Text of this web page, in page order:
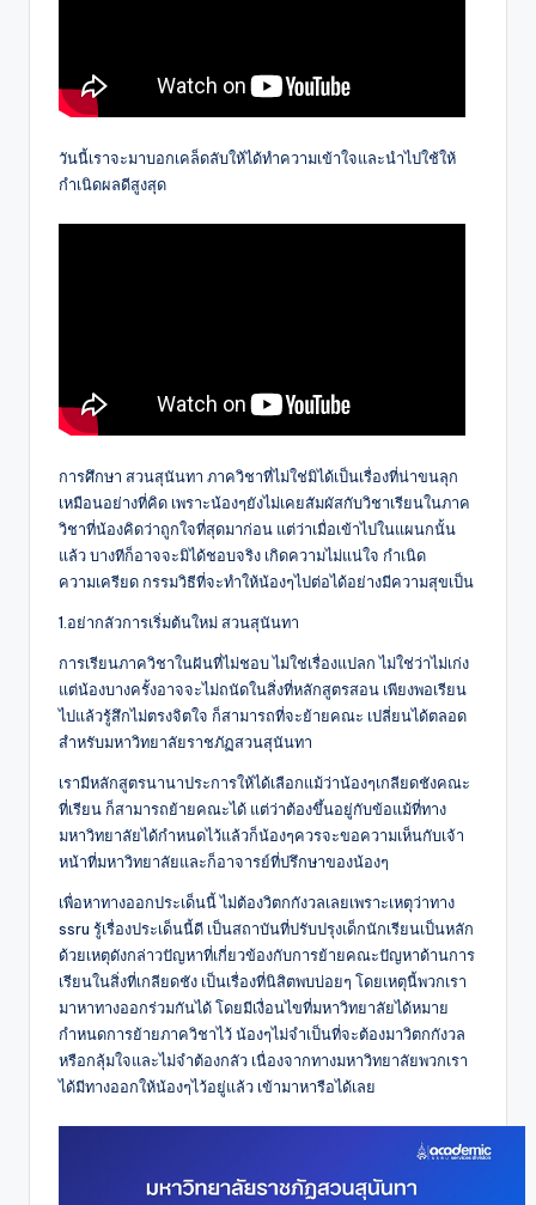
วันนี้เราจะมาบอกเคล็ดลับให้ได้ทำความเข้าใจและนำไปใช้ให้
กำเนิดผลดีสูงสุด
การศึกษา สวนสุนันทา ภาควิชาที่ไม่ใช่มิได้เป็นเรื่องที่น่าขนลุก
เหมือนอย่างที่คิด เพราะน้องๆยังไม่เคยสัมผัสกับวิชาเรียนในภาค
วิชาที่น้องคิดว่าถูกใจที่สุดมาก่อน แต่ว่าเมื่อเข้าไปในแผนกนั้น
แล้ว บางทีก็อาจจะมิได้ชอบจริง เกิดความไม่แน่ใจ กำเนิด
ความเครียด กรรมวิธีที่จะทำให้น้องๆไปต่อได้อย่างมีความสุขเป็น
1.อย่ากลัวการเริ่มต้นใหม่ สวนสุนันทา
การเรียนภาควิชาในฝันที่ไม่ชอบ ไม่ใช่เรื่องแปลก ไม่ใช่ว่าไม่เก่ง
แต่น้องบางครั้งอาจจะไม่ถนัดในสิ่งที่หลักสูตรสอน เพียงพอเรียน
ไปแล้วรู้สึกไม่ตรงจิตใจ ก็สามารถที่จะย้ายคณะ เปลี่ยนได้ตลอด
สำหรับมหาวิทยาลัยราชภัฏสวนสุนันทา
เรามีหลักสูตรนานาประการให้ได้เลือกแม้ว่าน้องๆเกลียดชังคณะ
ที่เรียน ก็สามารถย้ายคณะได้ แต่ว่าต้องขึ้นอยู่กับข้อแม้ที่ทาง
มหาวิทยาลัยได้กำหนดไว้แล้วก็น้องๆควรจะขอความเห็นกับเจ้า
หน้าที่มหาวิทยาลัยและก็อาจารย์ที่ปรึกษาของน้องๆ
เพื่อหาทางออกประเด็นนี้ ไม่ต้องวิตกกังวลเลยเพราะเหตุว่าทาง
ssru รู้เรื่องประเด็นนี้ดี เป็นสถาบันที่ปรับปรุงเด็กนักเรียนเป็นหลัก
ด้วยเหตุดังกล่าวปัญหาที่เกี่ยวข้องกับการย้ายคณะปัญหาด้านการ
เรียนในสิ่งที่เกลียดชัง เป็นเรื่องที่นิสิตพบบ่อยๆ โดยเหตุนี้พวกเรา
มาหาทางออกร่วมกันได้ โดยมีเงื่อนไขที่มหาวิทยาลัยได้หมาย
กำหนดการย้ายภาควิชาไว้ น้องๆไม่จำเป็นที่จะต้องมาวิตกกังวล
หรือกลุ้มใจและไม่จำต้องกลัว เนื่องจากทางมหาวิทยาลัยพวกเรา
ได้มีทางออกให้น้องๆไว้อยู่แล้ว เข้ามาหารือได้เลย